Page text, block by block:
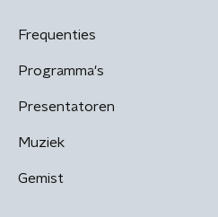
Frequenties
Programma's
Presentatoren
Muziek
Gemist